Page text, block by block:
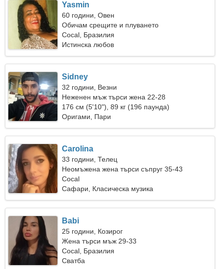
Yasmin
60 години, Овен
Обичам срещите и плуването
Cocal, Бразилия
Истинска любов
Sidney
32 години, Везни
Неженен мъж търси жена 22-28
176 см (5'10"), 89 кг (196 паунда)
Оригами, Пари
Carolina
33 години, Телец
Неомъжена жена търси съпруг 35-43
Cocal
Сафари, Класическа музика
Babi
25 години, Козирог
Жена търси мъж 29-33
Cocal, Бразилия
Сватба